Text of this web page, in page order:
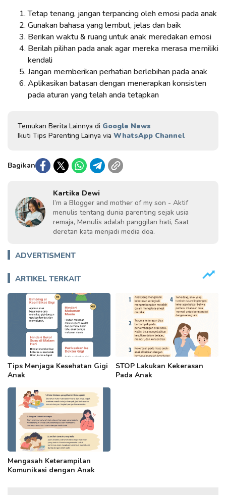
Tetap tenang, jangan terpancing oleh emosi pada anak
Gunakan bahasa yanglembut, jelas dan baik
Berikan waktu & ruanguntuk anak meredakan emosi
Berilah pilihan pada anak agar mereka merasa memiliki
kendali
Jangan memberikan perhatian berlebihan pada anak
Aplikasikan batasan dengan menerapkan konsisten
pada aturanyang telah anda tetapkan
Temukan Berita Lainnya di Google News
Ikuti Tips Parenting Lainya via WhatsApp Channel
Bagikan
Kartika Dewi
I’m a Blogger and mother of my son - Aktif
menulis tentang dunia parenting sejak usia
remaja, Menulis adalah panggilan hati, Saat
deretan kata menjadi media doa.
ADVERTISMENT
ARTIKEL TERKAIT
Tips Menjaga Kesehatan Gigi
Anak
STOP Lakukan Kekerasan
Pada Anak
Mengasah Keterampilan
Komunikasi dengan Anak